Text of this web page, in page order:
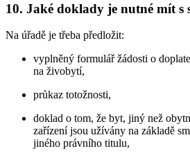
10. Jaké doklady je nutné mít s
Na úřadě je třeba předložit:
vyplněný formulář žádosti o
na živobytí,
průkaz totožnosti,
doklad o tom, že byt, jiný než
zařízení jsou užívány na základě
jiného právního titulu,